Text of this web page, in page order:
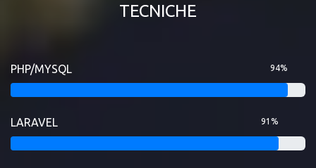
TECNICHE
PHP/MYSQL 94%
LARAVEL 91%